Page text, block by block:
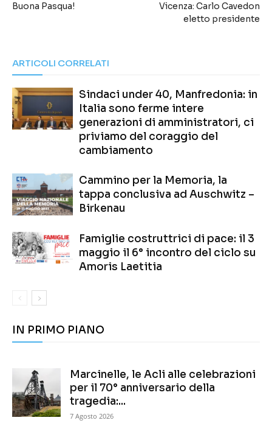
Buona Pasqua!
Vicenza: Carlo Cavedon
eletto presidente
ARTICOLI CORRELATI
Sindaci under 40, Manfredonia: in
Italia sono ferme intere
generazioni di amministratori, ci
priviamo del coraggio del
cambiamento
Cammino per la Memoria, la
tappa conclusiva ad Auschwitz –
Birkenau
Famiglie costruttrici di pace: il 3
maggio il 6° incontro del ciclo su
Amoris Laetitia
IN PRIMO PIANO
Marcinelle, le Acli alle celebrazioni
per il 70° anniversario della
tragedia:...
7 Agosto 2026